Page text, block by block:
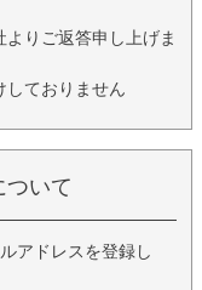
りご返答申し上げま
ておりません
ついて
アドレスを登録し